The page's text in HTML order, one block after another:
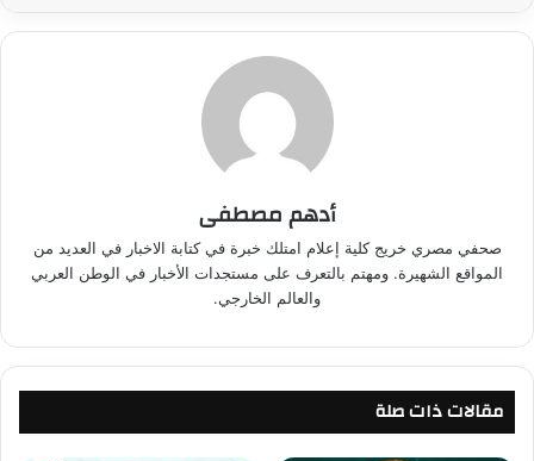
أدهم مصطفى
صحفي مصري خريج كلية إعلام امتلك خبرة في كتابة الاخبار في العديد من
المواقع الشهيرة. ومهتم بالتعرف على مستجدات الأخبار في الوطن العربي
والعالم الخارجي.
مقالات ذات صلة